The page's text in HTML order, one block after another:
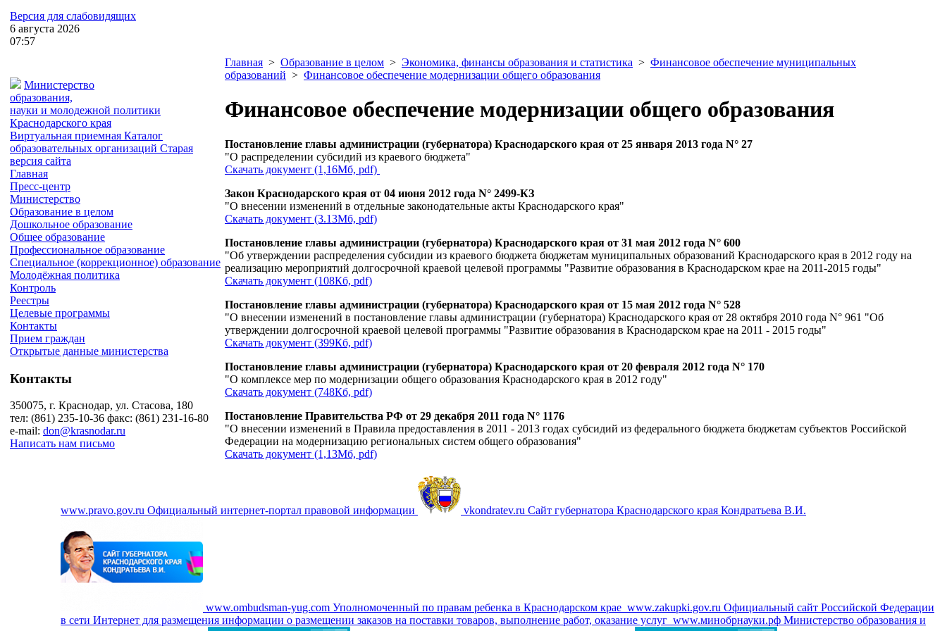
Версия для слабовидящих
6 августа 2026
07:57
Министерство
образования,
науки и молодежной политики
Краснодарского края
Виртуальная приемная Каталог
образовательных организаций Старая
версия сайта
Главная
Пресс-центр
Министерство
Образование в целом
Дошкольное образование
Общее образование
Профессиональное образование
Специальное (коррекционное) образование
Молодёжная политика
Контроль
Реестры
Целевые программы
Контакты
Прием граждан
Открытые данные министерства
Контакты
350075, г. Краснодар, ул. Стасова, 180
тел: (861) 235-10-36 факс: (861) 231-16-80
e-mail: don@krasnodar.ru
Написать нам письмо
Главная > Образование в целом > Экономика, финансы образования и статистика > Финансовое обеспечение муниципальных
образований > Финансовое обеспечение модернизации общего образования
Финансовое обеспечение модернизации общего образования
Постановление главы администрации (губернатора) Краснодарского края от 25 января 2013 года N° 27
"О распределении субсидий из краевого бюджета"
Скачать документ (1,16Мб, pdf)
Закон Краснодарского края от 04 июня 2012 года N° 2499-КЗ
"О внесении изменений в отдельные законодательные акты Краснодарского края"
Скачать документ (3.13Мб, pdf)
Постановление главы администрации (губернатора) Краснодарского края от 31 мая 2012 года N° 600
"Об утверждении распределения субсидии из краевого бюджета бюджетам муниципальных образований Краснодарского края в 2012 году на
реализацию мероприятий долгосрочной краевой целевой программы "Развитие образования в Краснодарском крае на 2011-2015 годы"
Скачать документ (108Кб, pdf)
Постановление главы администрации (губернатора) Краснодарского края от 15 мая 2012 года N° 528
"О внесении изменений в постановление главы администрации (губернатора) Краснодарского края от 28 октября 2010 года N° 961 "Об
утверждении долгосрочной краевой целевой программы "Развитие образования в Краснодарском крае на 2011 - 2015 годы"
Скачать документ (399Кб, pdf)
Постановление главы администрации (губернатора) Краснодарского края от 20 февраля 2012 года N° 170
"О комплексе мер по модернизации общего образования Краснодарского края в 2012 году"
Скачать документ (748Кб, pdf)
Постановление Правительства РФ от 29 декабря 2011 года N° 1176
"О внесении изменений в Правила предоставления в 2011 - 2013 годах субсидий из федерального бюджета бюджетам субъектов Российской
Федерации на модернизацию региональных систем общего образования"
Скачать документ (1,13Мб, pdf)
www.pravo.gov.ru Официальный интернет-портал правовой информации vkondratev.ru Сайт губернатора Краснодарского края Кондратьева В.И.
www.ombudsman-yug.com Уполномоченный по правам ребенка в Краснодарском крае www.zakupki.gov.ru Официальный сайт Российской Федерации
в сети Интернет для размещения информации о размещении заказов на поставки товаров, выполнение работ, оказание услуг www.минобрнауки.рф Министерство образования и